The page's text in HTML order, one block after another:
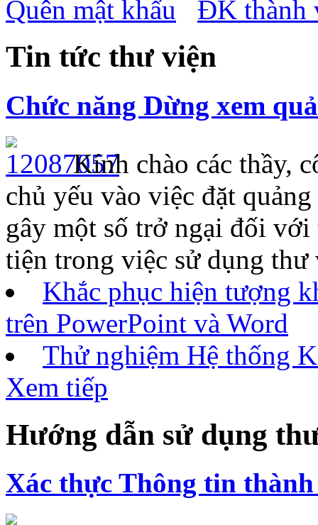
Quên mật khẩu ĐK thành
Tin tức thư viện
Chức năng Dừng xem
Kính chào các thầy,
chủ yếu vào việc đặt
gây một số trở ngại đối
tiện trong việc sử dụng thư
Khắc phục hiện tượng
trên PowerPoint và Word
Thử nghiệm Hệ thống
Xem tiếp
Hướng dẫn sử dụng
Xác thực Thông tin